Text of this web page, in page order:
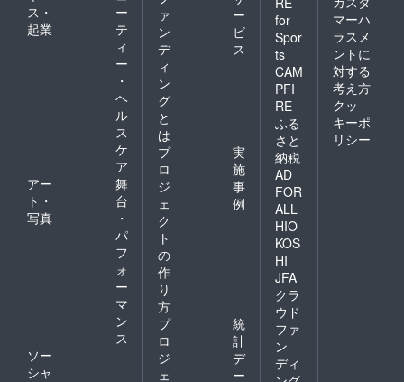
ス・
起業
ー
テ
ィ
ー
・
ヘ
ル
ス
ケ
ア
アー
ト・
写真
舞
台
・
パ
フ
ォ
ー
マ
ン
ス
ソー
シャ
ァ
ン
デ
ィ
ン
グ
と
は
ー
ビ
ス
プ
ロ
ジ
ェ
ク
ト
の
作
り
方
実
施
事
例
プ
ロ
ジ
ェ
統
計
デ
ー
for
Spor
ts
CAM
PFI
RE
ふる
さと
納税
AD
FOR
ALL
HIO
KOS
HI
JFA
クラ
ウド
ファ
ン
ディ
マーハ
ラスメ
ントに
対する
考え方
クッ
キーポ
リシー